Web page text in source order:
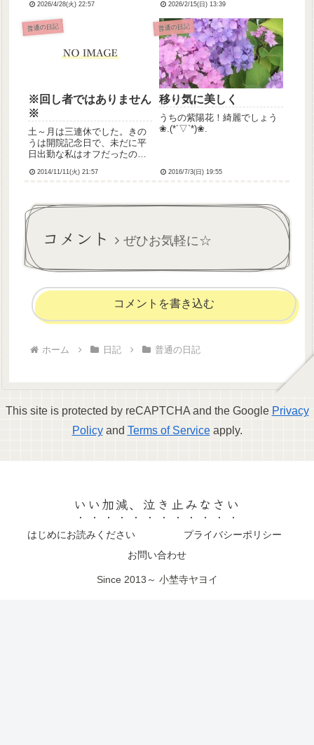
でそれお願いします💦」とか
そんな感じでちゃんと連携と
って動けてるよ！仕事上がっ
護負担が減ったことと...
2026/4/28(火) 22:57
ったのですが、写真写り最悪
で。当時の記事⇩って感じでめ
ちゃくちゃスレてたんです
が、今回は警察署での手続き
だったので写真は持参だった
か...
2026/2/15(日) 13:39
普通の日記
※回し者ではありません
※
土～月は三連休でした。きの
うは開院記念日で、未だに平
日出勤な私はオフだったので
コンタクトの定期検査に行っ
とか真菌とか角膜炎とか本気
で怖いんでコンタクトの取
2014/11/11(火) 21:57
普通の日記
移り気に美しく
うちの紫陽花！綺麗でしょう
❀.(*´▽`*)❀.
2016/7/3(日) 19:55
コメント ぜひお気軽に☆
コメントを書き込む
ホーム 日記 普通の日記
This site is protected by reCAPTCHA and the Google Privacy
Policyand Terms of Serviceapply.
いい加減、泣き止みなさい
はじめにお読みください
プライバシーポリシー
お問い合わせ
Since 2013～ 小埜寺ヤヨイ